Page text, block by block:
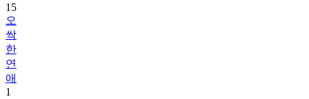
15
오
싹
한
연
애
1